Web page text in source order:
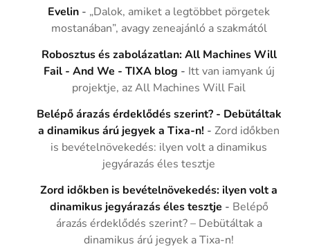
Evelin - „Dalok, amiket a legtöbbet pörgetek
mostanában”, avagy zeneajánló a szakmától
Robosztus és zabolázatlan: All Machines Will
Fail - And We - TIXA blog - Itt van iamyank új
projektje, az All Machines Will Fail
Belépő árazás érdeklődés szerint? - Debütáltak
a dinamikus árú jegyek a Tixa-n! -Zord időkben
is bevételnövekedés: ilyen volt a dinamikus
jegyárazás éles tesztje
Zord időkben is bevételnövekedés: ilyen volt a
dinamikus jegyárazás éles tesztje - Belépő
árazás érdeklődés szerint? – Debütáltak a
dinamikus árú jegyek a Tixa-n!